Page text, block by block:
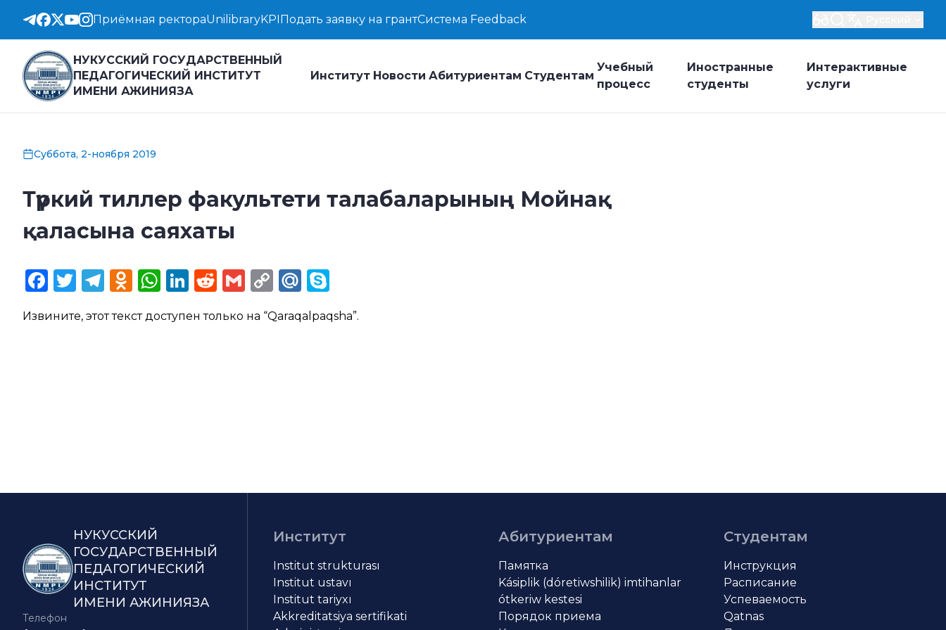
Приёмная ректораUnilibraryKPIПодать заявку на грантСистема Feedback
НУКУССКИЙ ГОСУДАРСТВЕННЫЙ
ПЕДАГОГИЧЕСКИЙ ИНСТИТУТ
ИМЕНИ АЖИНИЯЗА
Институт Новости Абитуриентам Студентам
Учебный
процесс
Иностранные
студенты
Интерактивные
услуги
Суббота, 2-ноября 2019
Түркий тиллер факультети талабаларының Мойнақ
қаласына саяхаты
Facebook
Twitter
Telegram
Odnoklassniki
WhatsApp
LinkedIn
Reddit
Gmail
CopyMail.Ru
Извините, этот текст доступен только на “Qaraqalpaqsha”.
НУКУССКИЙ
ГОСУДАРСТВЕННЫЙ
ПЕДАГОГИЧЕСКИЙ
ИНСТИТУТ
ИМЕНИ АЖИНИЯЗА
Телефон
Институт
Institut strukturası
Institut ustavı
Institut tariyxı
Akkreditatsiya sertifikati
Абитуриентам
Памятка
Kásiplik (dóretiwshilik) imtihanlar
ótkeriw kestesi
Порядок приема
Студентам
Инструкция
Расписание
Успеваемость
Qatnas